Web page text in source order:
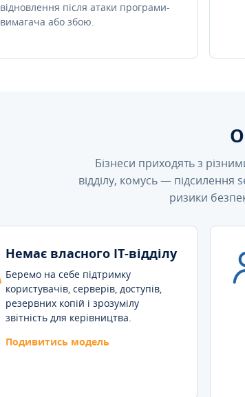
відновлення після атаки програми-
вимагача або збою.
Бізнеси приходять з
відділу, комусь —
ризики
Немає власного IT-відділу
Беремо на себе підтримку
користувачів, серверів, доступів,
резервних копій і зрозумілу
звітність для керівництва.
Подивитись модель